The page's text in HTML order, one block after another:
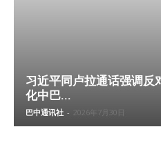
习近平同卢拉通话强调反
化中巴...
巴中通讯社 - 2026年7月30日